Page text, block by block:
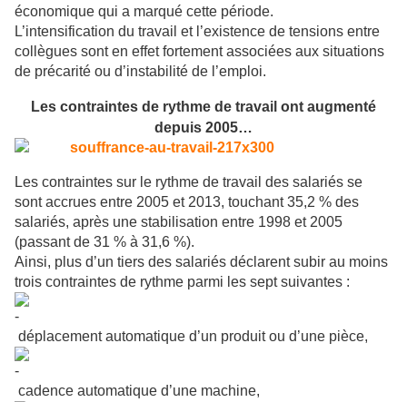
économique qui a marqué cette période.
L’intensification du travail et l’existence de tensions entre
collègues sont en effet fortement associées aux situations
de précarité ou d’instabilité de l’emploi.
Les contraintes de rythme de travail ont augmenté
depuis 2005…
Les contraintes sur le rythme de travail des salariés se
sont accrues entre 2005 et 2013, touchant 35,2 % des
salariés, après une stabilisation entre 1998 et 2005
(passant de 31 % à 31,6 %).
Ainsi, plus d’un tiers des salariés déclarent subir au moins
trois contraintes de rythme parmi les sept suivantes :
déplacement automatique d’un produit ou d’une pièce,
cadence automatique d’une machine,